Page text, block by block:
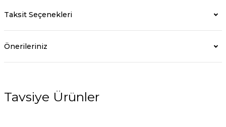
Taksit Seçenekleri
Önerileriniz
Tavsiye Ürünler